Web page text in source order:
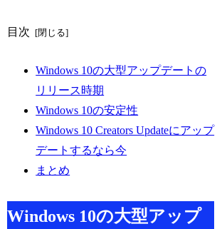
目次
Windows 10の大型アップデートの
リリース時期
Windows 10の安定性
Windows 10 Creators Updateにアップ
デートするなら今
まとめ
Windows 10の大型アップ